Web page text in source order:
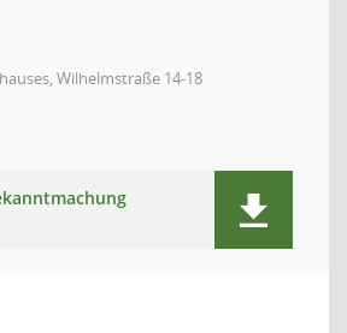
Wilhelmstraße 14-18